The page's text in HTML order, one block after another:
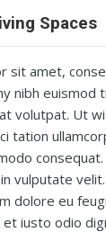
Spaces
sit amet,
nibh euismod
volutpat. Ut
tation
vulputate
dolore eu
iusto odio